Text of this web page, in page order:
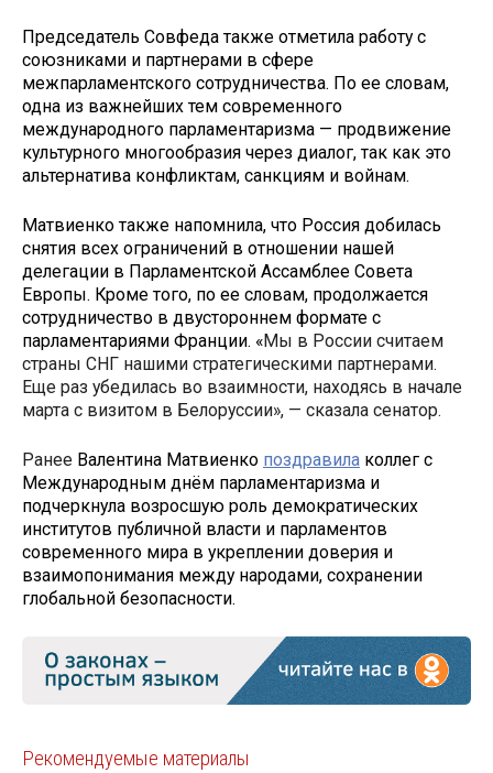
Председатель Совфеда также отметила работу с
союзниками и партнерами в сфере
межпарламентского сотрудничества. По ее словам,
одна из важнейших тем современного
международного парламентаризма — продвижение
культурного многообразия через диалог, так как это
альтернатива конфликтам, санкциям и войнам.
Матвиенко также напомнила, что Россия добилась
снятия всех ограничений в отношении нашей
делегации в Парламентской Ассамблее Совета
Европы. Кроме того, по ее словам, продолжается
сотрудничество в двустороннем формате с
парламентариями Франции. «Мы в России считаем
страны СНГ нашими стратегическими партнерами.
Еще раз убедилась во взаимности, находясь в начале
марта с визитом в Белоруссии», — сказала сенатор.
Ранее Валентина Матвиенко поздравила коллег с
Международным днём парламентаризма и
подчеркнула возросшую роль демократических
институтов публичной власти и парламентов
современного мира в укреплении доверия и
взаимопонимания между народами, сохранении
глобальной безопасности.
Рекомендуемые материалы